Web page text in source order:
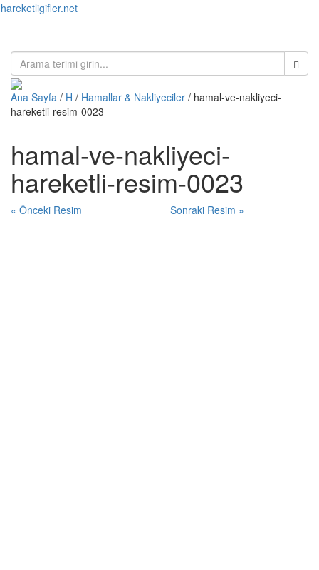
hareketligifler.net
Ana Sayfa / H / Hamallar & Nakliyeciler / hamal-ve-nakliyeci-
hareketli-resim-0023
hamal-ve-nakliyeci-
hareketli-resim-0023
« Önceki Resim Sonraki Resim »